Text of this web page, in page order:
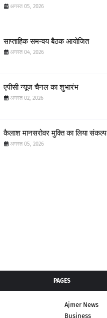
अगस्त 05, 2026
साप्ताहिक समन्वय बैठक आयोजित
अगस्त 04, 2026
एपीसी न्यूज चैनल का शुभारंभ
अगस्त 02, 2026
कैलाश मानसरोवर मुक्ति का लिया संकल्प
अगस्त 05, 2026
PAGES
Ajmer News
Business